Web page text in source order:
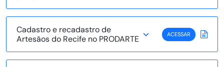
Cadastro e recadastro de
Artesãos do Recife no PRODARTE
ACESSAR